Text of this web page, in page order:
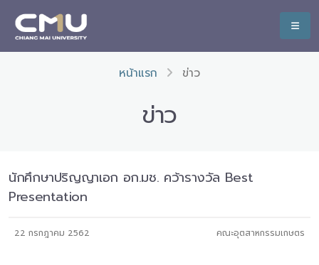
หน้าแรก ข่าว
ข่าว
นักศึกษาปริญญาเอก อก.มช. คว้ารางวัล Best
Presentation
22 กรกฎาคม 2562 คณะอุตสาหกรรมเกษตร